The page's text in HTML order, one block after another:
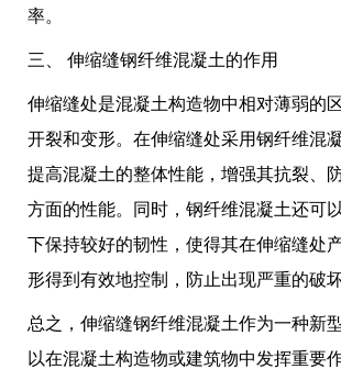
率。
三、 伸缩缝钢纤维混凝土的作用
伸缩缝处是混凝土构造物中相对薄弱的
开裂和变形。在伸缩缝处采用钢纤维混
提高混凝土的整体性能，增强其抗裂、
方面的性能。同时，钢纤维混凝土还可
下保持较好的韧性，使得其在伸缩缝处
形得到有效地控制，防止出现严重的破坏
总之，伸缩缝钢纤维混凝土作为一种新
以在混凝土构造物或建筑物中发挥重要